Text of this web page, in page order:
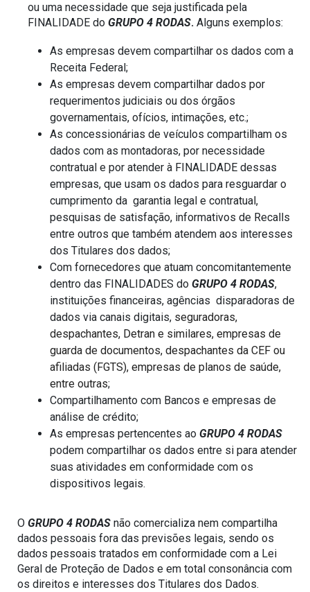
ou uma necessidade que seja justificada pela
FINALIDADE do GRUPO 4 RODAS. Alguns exemplos:
As empresas devem compartilhar os dados com a
Receita Federal;
As empresas devem compartilhar dados por
requerimentos judiciais ou dos órgãos
governamentais, ofícios, intimações, etc.;
As concessionárias de veículos compartilham os
dados com as montadoras, por necessidade
contratual e por atender à FINALIDADE dessas
empresas, que usam os dados para resguardar o
cumprimento da  garantia legal e contratual,
pesquisas de satisfação, informativos de Recalls
entre outros que também atendem aos interesses
dos Titulares dos dados;
Com fornecedores que atuam concomitantemente
dentro das FINALIDADES do GRUPO 4 RODAS,
instituições financeiras, agências  disparadoras de
dados via canais digitais, seguradoras,
despachantes, Detran e similares, empresas de
guarda de documentos, despachantes da CEF ou
afiliadas (FGTS), empresas de planos de saúde,
entre outras;
Compartilhamento com Bancos e empresas de
análise de crédito;
As empresas pertencentes ao GRUPO 4 RODAS
podem compartilhar os dados entre si para atender
suas atividades em conformidade com os
dispositivos legais.
O GRUPO 4 RODAS não comercializa nem compartilha
dados pessoais fora das previsões legais, sendo os
dados pessoais tratados em conformidade com a Lei
Geral de Proteção de Dados e em total consonância com
os direitos e interesses dos Titulares dos Dados.